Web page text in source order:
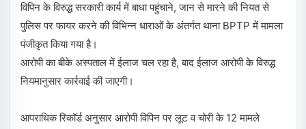
विपिन के विरुद्ध सरकारी कार्य में बाधा पहुंचाने, जान से मारने की नियत से
पुलिस पर फायर करने की विभिन्न धाराओं के अंतर्गत थाना BPTP में मामला
पंजीकृत किया गया है।
आरोपी का बीके अस्पताल में ईलाज चल रहा है, बाद ईलाज आरोपी के विरुद्ध
नियमानुसार कार्रवाई की जाएगी।
आपराधिक रिकॉर्ड अनुसार आरोपी विपिन पर लूट व चोरी के 12 मामले